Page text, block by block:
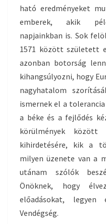
ható eredményeket
emberek, akik
napjainkban is. Sok
1571 között született
azonban botorság
kihangsúlyozni, hogy
nagyhatalom
ismernek el a
a béke és a fejlődés
körülmények
kihirdetésére, kik a
milyen üzenete van a
utánam szólók
Önöknek, hogy
előadásokat,
Vendégség.